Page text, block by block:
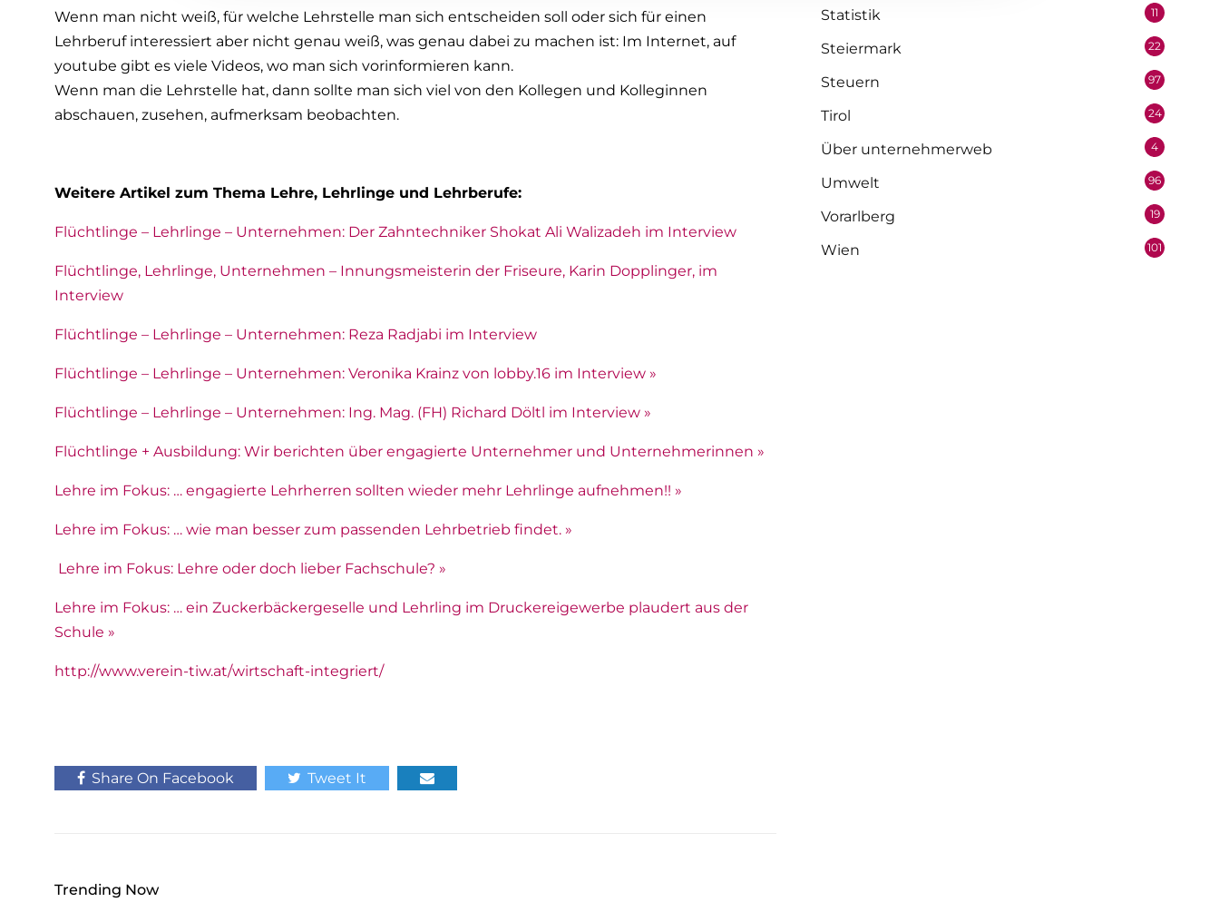
s
a
w
a
Wenn man nicht weiß, für welche Lehrstelle man sich entscheiden soll oder sich für einen
Lehrberuf interessiert aber nicht genau weiß, was genau dabei zu machen ist: Im Internet, auf
youtube gibt es viele Videos, wo man sich vorinformieren kann.
Wenn man die Lehrstelle hat, dann sollte man sich viel von den Kollegen und Kolleginnen
abschauen, zusehen, aufmerksam beobachten.
Weitere Artikel zum Thema Lehre, Lehrlinge und Lehrberufe:
Flüchtlinge – Lehrlinge – Unternehmen: Der Zahntechniker Shokat Ali Walizadeh im Interview
Flüchtlinge, Lehrlinge, Unternehmen – Innungsmeisterin der Friseure, Karin Dopplinger, im
Interview
Flüchtlinge – Lehrlinge – Unternehmen: Reza Radjabi im Interview
Flüchtlinge – Lehrlinge – Unternehmen: Veronika Krainz von lobby.16 im Interview »
Flüchtlinge – Lehrlinge – Unternehmen: Ing. Mag. (FH) Richard Döltl im Interview »
Flüchtlinge + Ausbildung: Wir berichten über engagierte Unternehmer und Unternehmerinnen »
Lehre im Fokus: … engagierte Lehrherren sollten wieder mehr Lehrlinge aufnehmen!! »
Lehre im Fokus: … wie man besser zum passenden Lehrbetrieb findet. »
Lehre im Fokus: Lehre oder doch lieber Fachschule? »
Lehre im Fokus: … ein Zuckerbäckergeselle und Lehrling im Druckereigewerbe plaudert aus der
Schule »
http://www.verein-tiw.at/wirtschaft-integriert/
Share On Facebook Tweet It
Trending Now
Statistik 11
Steiermark 22
Steuern 97
Tirol 24
Über unternehmerweb 4
Umwelt 96
Vorarlberg 19
Wien 101